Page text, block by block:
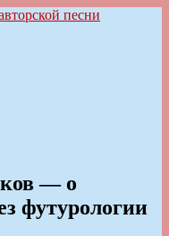
— о
футурологии